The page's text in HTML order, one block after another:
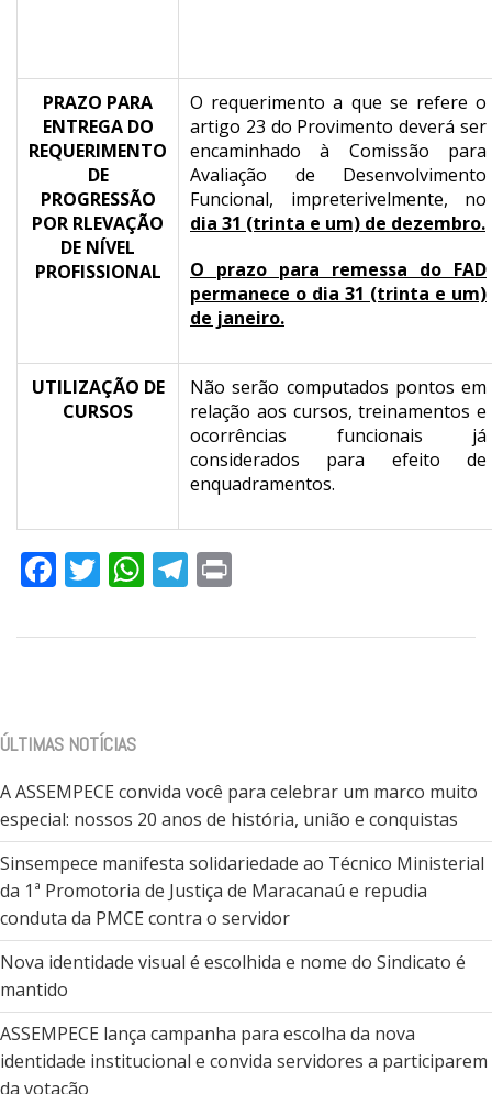
PRAZO PARA
ENTREGA DO
REQUERIMENTO
DE
PROGRESSÃO
POR RLEVAÇÃO
DE NÍVEL
PROFISSIONAL
O requerimento a que se refere o
artigo 23 do Provimento deverá ser
encaminhado à Comissão para
Avaliação de Desenvolvimento
Funcional, impreterivelmente, no
dia 31 (trinta e um) de dezembro.
O prazo para remessa do FAD
permanece o dia 31 (trinta e um)
de janeiro.
UTILIZAÇÃO DE
CURSOS
Não serão computados pontos em
relação aos cursos, treinamentos e
ocorrências funcionais já
considerados para efeito de
enquadramentos.
Facebook
Twitter
WhatsApp
Telegram
ÚLTIMAS NOTÍCIAS
A ASSEMPECE convida você para celebrar um marco muito
especial: nossos 20 anos de história, união e conquistas
Sinsempece manifesta solidariedade ao Técnico Ministerial
da 1ª Promotoria de Justiça de Maracanaú e repudia
conduta da PMCE contra o servidor
Nova identidade visual é escolhida e nome do Sindicato é
mantido
ASSEMPECE lança campanha para escolha da nova
identidade institucional e convida servidores a participarem
da votação